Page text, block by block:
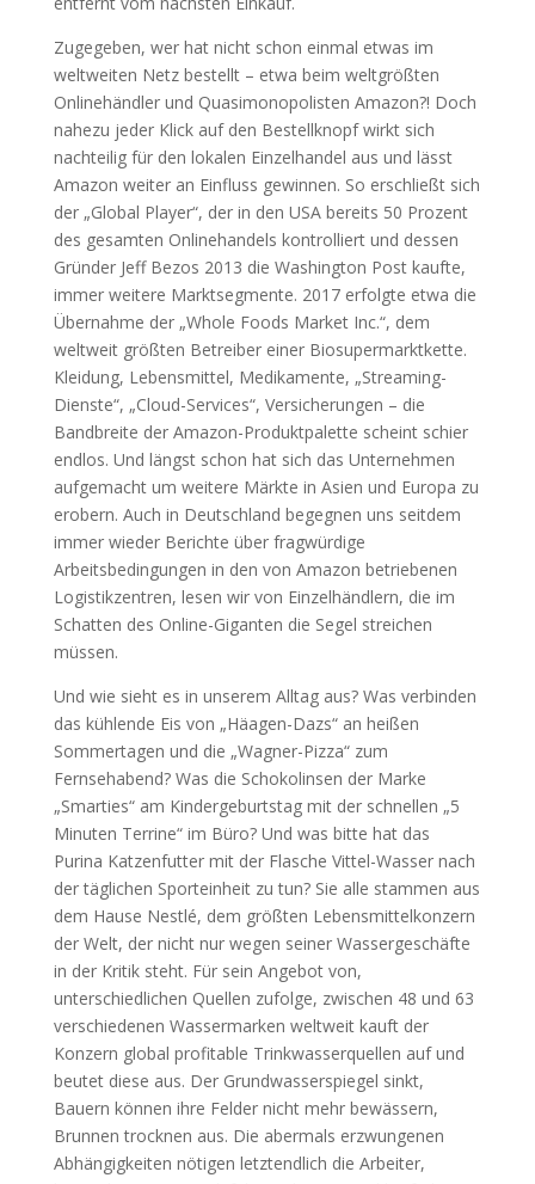
Zugegeben, wer hat nicht schon einmal etwas im
weltweiten Netz bestellt – etwa beim weltgrößten
Onlinehändler und Quasimonopolisten Amazon?! Doch
nahezu jeder Klick auf den Bestellknopf wirkt sich
nachteilig für den lokalen Einzelhandel aus und lässt
Amazon weiter an Einfluss gewinnen. So erschließt sich
der „Global Player“, der in den USA bereits 50 Prozent
des gesamten Onlinehandels kontrolliert und dessen
Gründer Jeff Bezos 2013 die Washington Post kaufte,
immer weitere Marktsegmente. 2017 erfolgte etwa die
Übernahme der „Whole Foods Market Inc.“, dem
weltweit größten Betreiber einer Biosupermarktkette.
Kleidung, Lebensmittel, Medikamente, „Streaming-
Dienste“, „Cloud-Services“, Versicherungen – die
Bandbreite der Amazon-Produktpalette scheint schier
endlos. Und längst schon hat sich das Unternehmen
aufgemacht um weitere Märkte in Asien und Europa zu
erobern. Auch in Deutschland begegnen uns seitdem
immer wieder Berichte über fragwürdige
Arbeitsbedingungen in den von Amazon betriebenen
Logistikzentren, lesen wir von Einzelhändlern, die im
Schatten des Online-Giganten die Segel streichen
müssen.
Und wie sieht es in unserem Alltag aus? Was verbinden
das kühlende Eis von „Häagen-Dazs“ an heißen
Sommertagen und die „Wagner-Pizza“ zum
Fernsehabend? Was die Schokolinsen der Marke
„Smarties“ am Kindergeburtstag mit der schnellen „5
Minuten Terrine“ im Büro? Und was bitte hat das
Purina Katzenfutter mit der Flasche Vittel-Wasser nach
der täglichen Sporteinheit zu tun? Sie alle stammen aus
dem Hause Nestlé, dem größten Lebensmittelkonzern
der Welt, der nicht nur wegen seiner Wassergeschäfte
in der Kritik steht. Für sein Angebot von,
unterschiedlichen Quellen zufolge, zwischen 48 und 63
verschiedenen Wassermarken weltweit kauft der
Konzern global profitable Trinkwasserquellen auf und
beutet diese aus. Der Grundwasserspiegel sinkt,
Bauern können ihre Felder nicht mehr bewässern,
Brunnen trocknen aus. Die abermals erzwungenen
Abhängigkeiten nötigen letztendlich die Arbeiter,